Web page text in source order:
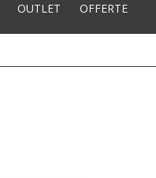
OUTLET OFFERTE